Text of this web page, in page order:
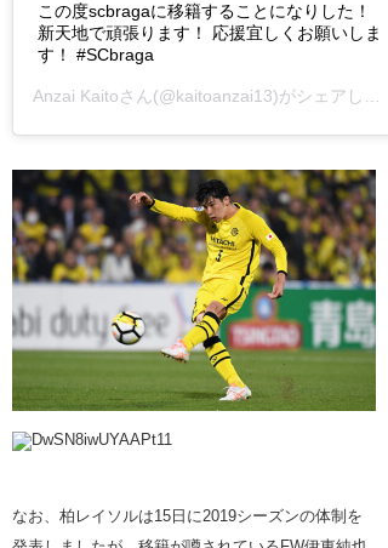
この度scbragaに移籍することになりした！
新天地で頑張ります！ 応援宜しくお願いしま
す！ #SCbraga
Anzai Kaitoさん(@kaitoanzai13)がシェアした投稿 –
なお、柏レイソルは15日に2019シーズンの体制を